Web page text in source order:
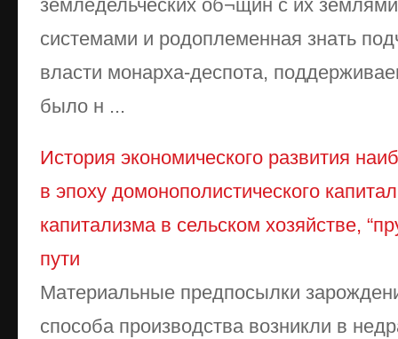
земледельческих об¬щин с их
системами и родоплеменная знать
власти монарха-деспота,
было н ...
История экономического развития
в эпоху домонополистического
капитализма в сельском хозяйстве,
пути
Материальные предпосылки
способа производства возникли в